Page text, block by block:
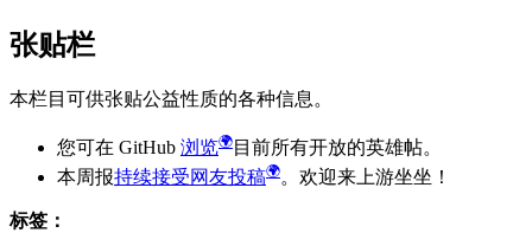
张贴栏
本栏目可供张贴公益性质的各种信息。
您可在 GitHub 浏览
目前所有开放的英雄帖。
本周报持续接受网友投稿 。欢迎来上游坐坐！
标签：